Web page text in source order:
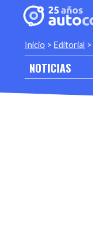
Inicio > Editorial >
NOTICIAS